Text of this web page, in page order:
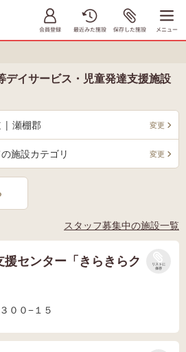
デイサービス・児童発達支援施設
| 瀬棚郡 変更
施設カテゴリ 変更
スタッフ募集中の施設一覧
リストに
保存
センター「きらきらク
００−１５